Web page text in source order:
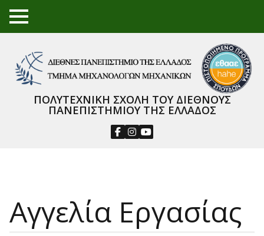
TO
GGL
NU
ΠΟΛΥΤΕΧΝΙΚΗ ΣΧΟΛΗ ΤΟΥ ΔΙΕΘΝΟΥΣ
ΠΑΝΕΠΙΣΤΗΜΙΟΥ ΤΗΣ ΕΛΛΑΔΟΣ
Αγγελία Εργασίας